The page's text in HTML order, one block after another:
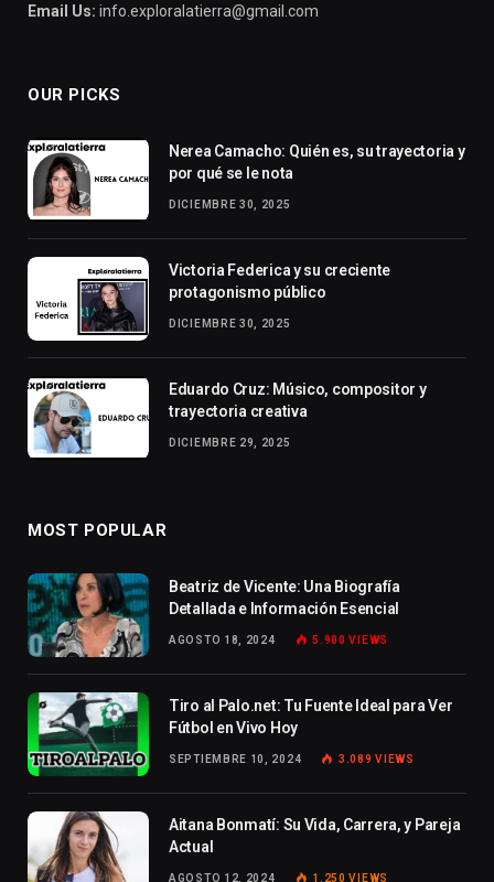
Email Us: info.exploralatierra@gmail.com
OUR PICKS
Nerea Camacho: Quién es, su trayectoria y
por qué se le nota
DICIEMBRE 30, 2025
Victoria Federica y su creciente
protagonismo público
DICIEMBRE 30, 2025
Eduardo Cruz: Músico, compositor y
trayectoria creativa
DICIEMBRE 29, 2025
MOST POPULAR
Beatriz de Vicente: Una Biografía
Detallada e Información Esencial
AGOSTO 18, 2024 5.900VIEWS
Tiro al Palo.net: Tu Fuente Ideal para Ver
Fútbol en Vivo Hoy
SEPTIEMBRE 10, 2024 3.089VIEWS
Aitana Bonmatí: Su Vida, Carrera, y Pareja
Actual
AGOSTO 12, 2024 1.250VIEWS